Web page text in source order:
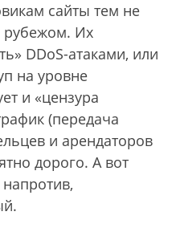
сайты тем не
рубежом. Их
DDoS-атаками, или
на уровне
и «цензура
(передача
и арендаторов
дорого. А вот